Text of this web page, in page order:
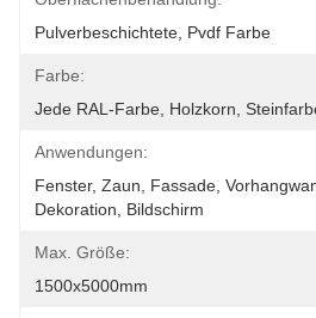
Pulverbeschichtete, Pvdf Farbe
Farbe:
Jede RAL-Farbe, Holzkorn,
Anwendungen:
Fenster, Zaun, Fassade,
Dekoration, Bildschirm
Max. Größe:
1500x5000mm